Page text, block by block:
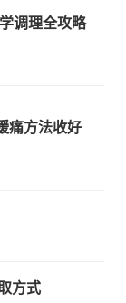
调理全攻略
痛方法收好
方式